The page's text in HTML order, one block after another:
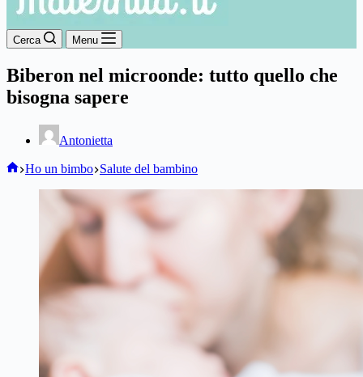
Cerca Menu
Biberon nel microonde: tutto quello che
bisogna sapere
Antonietta
Home
Ho un bimbo Salute del bambino